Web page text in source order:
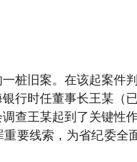
桩旧案。在该起案件
行时任董事长王某（
查王某起到了关键性
要线索，为省纪委全